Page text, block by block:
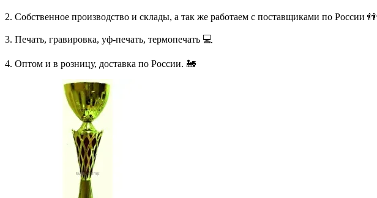
2. Собственное производство и склады, а так же работаем с поставщиками по России 👬
3. Печать, гравировка, уф-печать, термопечать 💻
4. Оптом и в розницу, доставка по России. 🚂